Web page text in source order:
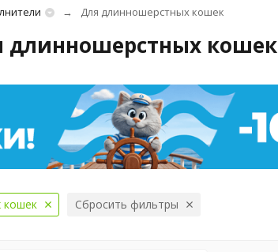
Для длинношерстных кошек
длинношерстных кошек
кошек Сбросить фильтры